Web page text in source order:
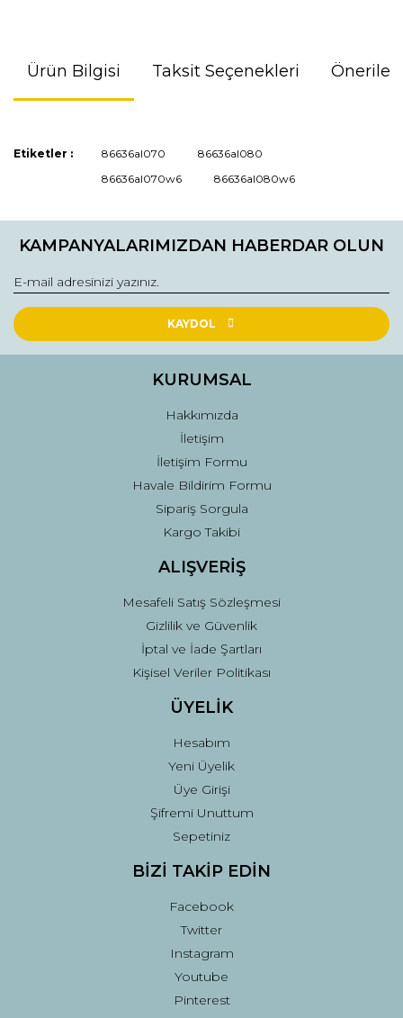
Ürün Bilgisi Taksit Seçenekleri
Bu ürünün fiyat bilgisi, resim, ürün açıklamalarında ve diğer
kullanarak tarafımıza iletebilirsiniz.
Ürün resmi kalitesiz, bozuk veya görüntülenemiyor.
Ürün bilgilerinde hatalar bulunuyor.
Ürün fiyatı diğer sitelerden daha pahalı.
Gönder
Etiketler : 86636al070
86636al080
86636al070w6
86636al080w6
KAMPANYALARIMIZDAN HABERDAR OLUN
KAYDOL
KURUMSAL
Hakkımızda
İletişim
İletişim Formu
Havale Bildirim Formu
Sipariş Sorgula
Kargo Takibi
ALIŞVERİŞ
Mesafeli Satış Sözleşmesi
Gizlilik ve Güvenlik
İptal ve İade Şartları
Kişisel Veriler Politikası
ÜYELİK
Hesabım
Yeni Üyelik
Üye Girişi
Şifremi Unuttum
Sepetiniz
BİZİ TAKİP EDİN
Facebook
Twitter
Instagram
Youtube
Pinterest